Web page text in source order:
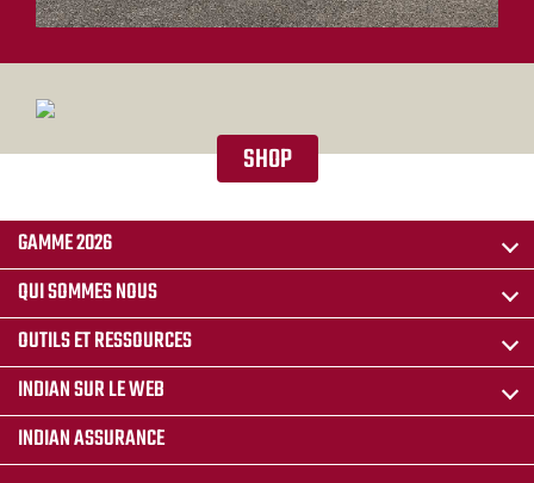
SHOP
GAMME 2026
QUI SOMMES NOUS
OUTILS ET RESSOURCES
INDIAN SUR LE WEB
INDIAN ASSURANCE